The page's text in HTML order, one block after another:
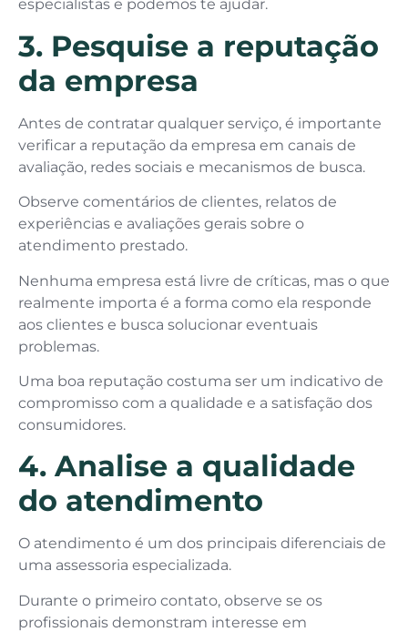
especialistas e podemos te ajudar.
3. Pesquise a reputação
da empresa
Antes de contratar qualquer serviço, é importante
verificar a reputação da empresa em canais de
avaliação, redes sociais e mecanismos de busca.
Observe comentários de clientes, relatos de
experiências e avaliações gerais sobre o
atendimento prestado.
Nenhuma empresa está livre de críticas, mas o que
realmente importa é a forma como ela responde
aos clientes e busca solucionar eventuais
problemas.
Uma boa reputação costuma ser um indicativo de
compromisso com a qualidade e a satisfação dos
consumidores.
4. Analise a qualidade
do atendimento
O atendimento é um dos principais diferenciais de
uma assessoria especializada.
Durante o primeiro contato, observe se os
profissionais demonstram interesse em